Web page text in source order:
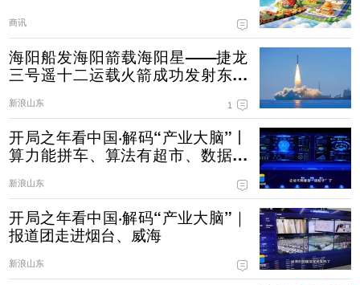
商讯
海阳船发海阳箭载海阳星——捷龙
三号遥十二运载火箭成功发射东方
新浪山东 1
开局之年看中国·解码“产业大脑”丨
算力能拼车、算法有超市、数据不
企业“轻装上阵”
新浪山东
开局之年看中国·解码“产业大脑”｜
报道团走进烟台、威海
新浪山东